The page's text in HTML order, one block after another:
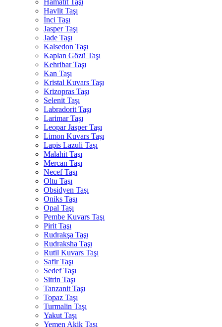
Hamatit Taşı
Havlit Taşı
İnci Taşı
Jasper Taşı
Jade Taşı
Kalsedon Taşı
Kaplan Gözü Taşı
Kehribar Taşı
Kan Taşı
Kristal Kuvars Taşı
Krizopras Taşı
Selenit Taşı
Labradorit Taşı
Larimar Taşı
Leopar Jasper Taşı
Limon Kuvars Taşı
Lapis Lazuli Taşı
Malahit Taşı
Mercan Taşı
Necef Taşı
Oltu Taşı
Obsidyen Taşı
Oniks Taşı
Opal Taşı
Pembe Kuvars Taşı
Pirit Taşı
Rudrakşa Taşı
Rudraksha Taşı
Rutil Kuvars Taşı
Safir Taşı
Sedef Taşı
Sitrin Taşı
Tanzanit Taşı
Topaz Taşı
Turmalin Taşı
Yakut Taşı
Yemen Akik Taşı